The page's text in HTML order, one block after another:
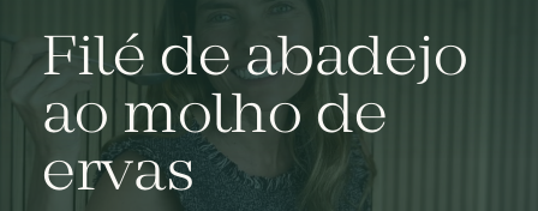
Filé de abadejo
ao molho de
ervas